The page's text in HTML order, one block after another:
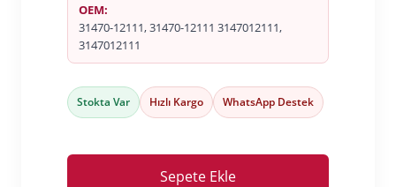
OEM:
31470-12111, 31470-12111 3147012111,
3147012111
Stokta Var Hızlı Kargo WhatsApp Destek
Sepete Ekle